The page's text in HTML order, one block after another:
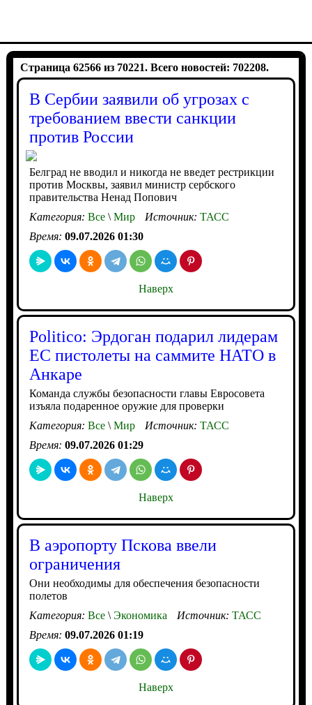
Страница 62566 из 70221. Всего новостей: 702208.
В Сербии заявили об угрозах с
требованием ввести санкции
против России
Белград не вводил и никогда не введет рестрикции
против Москвы, заявил министр сербского
правительства Ненад Попович
Категория: Все\Мир Источник: ТАСС
Время: 09.07.2026 01:30
Наверх
Politico: Эрдоган подарил лидерам
ЕС пистолеты на саммите НАТО в
Анкаре
Команда службы безопасности главы Евросовета
изъяла подаренное оружие для проверки
Категория: Все\Мир Источник: ТАСС
Время: 09.07.2026 01:29
Наверх
В аэропорту Пскова ввели
ограничения
Они необходимы для обеспечения безопасности
полетов
Категория: Все\Экономика Источник: ТАСС
Время: 09.07.2026 01:19
Наверх